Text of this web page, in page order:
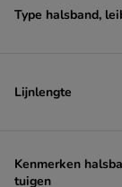
Type halsband,
Lijnlengte
Kenmerken
tuigen